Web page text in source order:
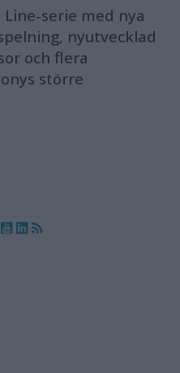
serie med nya
nyutvecklad
och flera
större